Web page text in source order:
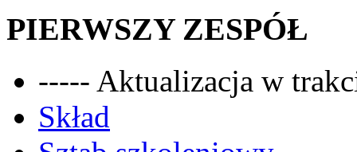
PIERWSZY ZESPÓŁ
----- Aktualizacja w
Skład